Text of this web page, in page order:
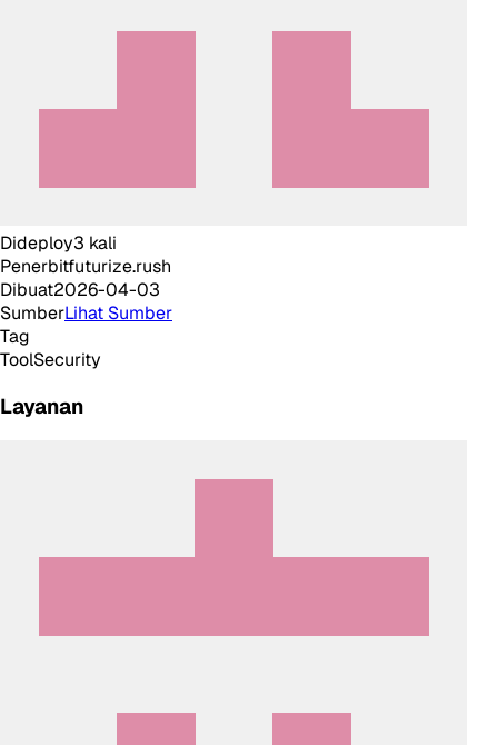
Dideploy3 kali
Penerbitfuturize.rush
Dibuat2026-04-03
SumberLihat Sumber
Tag
ToolSecurity
Layanan